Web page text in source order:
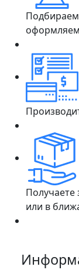
Получаете
или в